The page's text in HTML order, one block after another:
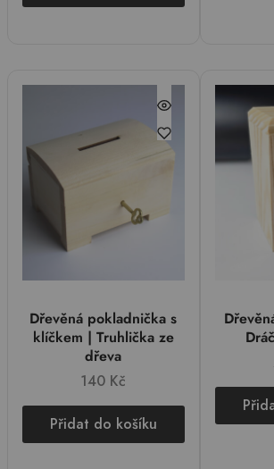
Dřevěná pokladnička s
klíčkem | Truhlička ze
dřeva
140 Kč
Přidat do košíku